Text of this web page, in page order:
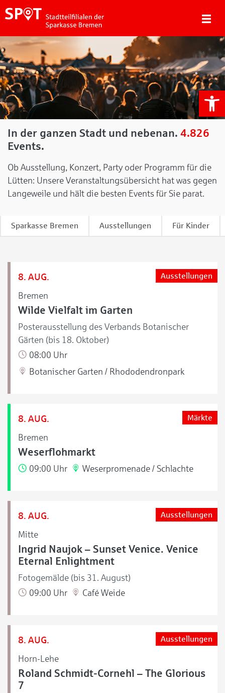
In der ganzen Stadt und nebenan. 4.826
Events.
Ob Ausstellung, Konzert, Party oder Programm für die
Lütten: Unsere Veranstaltungsübersicht hat was gegen
Langeweile und hält die besten Events für Sie parat.
Sparkasse Bremen Ausstellungen Für Kinder
8. AUG.
Bremen
Ausstellungen
Wilde Vielfalt im Garten
Posterausstellung des Verbands Botanischer
Gärten (bis 18. Oktober)
08:00 Uhr
Botanischer Garten / Rhododendronpark
8. AUG.
Bremen
Märkte
Weserflohmarkt
09:00 Uhr Weserpromenade / Schlachte
8. AUG.
Mitte
Ausstellungen
Ingrid Naujok – Sunset Venice. Venice
Eternal Enlightment
Fotogemälde (bis 31. August)
09:00 Uhr
Café Weide
8. AUG.
Horn-Lehe
Ausstellungen
Roland Schmidt-Cornehl – The Glorious
7